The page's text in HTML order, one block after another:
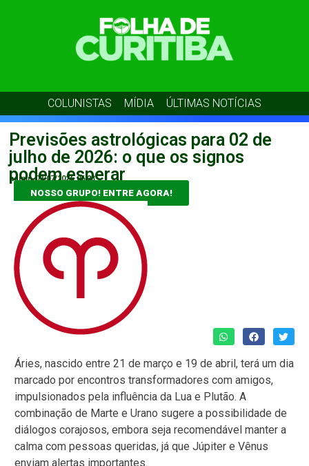
COLUNISTAS MÍDIA ÚLTIMAS NOTÍCIAS
Previsões astrológicas para 02 de
julho de 2026: o que os signos
podem esperar
admin 02/07/2026 06:23
NOSSO GRUPO! ENTRE AGORA!
Áries, nascido entre 21 de março e 19 de abril, terá um dia
marcado por encontros transformadores com amigos,
impulsionados pela influência da Lua e Plutão. A
combinação de Marte e Urano sugere a possibilidade de
diálogos corajosos, embora seja recomendável manter a
calma com pessoas queridas, já que Júpiter e Vênus
enviam alertas importantes.